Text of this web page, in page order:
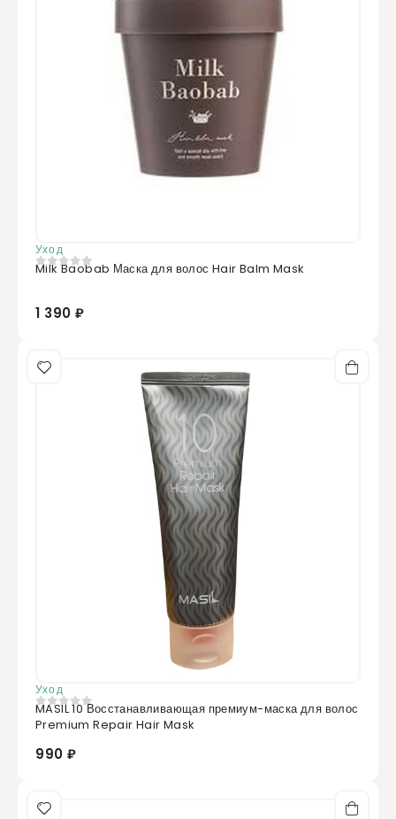
Уход
0из 5
Milk Baobab Маска для волос Hair Balm Mask
1 390 ₽
Уход
0из 5
MASIL 10 Восстанавливающая премиум-маска для волос
Premium Repair Hair Mask
990 ₽